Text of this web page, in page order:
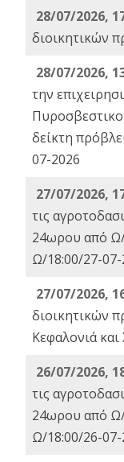
28/07/2026,
διοικητικών
28/07/2026,
την
δείκτη
07-2026
27/07/2026,
τις
24ωρου από
Ω/18:00/27-07-
27/07/2026,
διοικητικών
Κεφαλονιά και
26/07/2026,
τις
24ωρου από
Ω/18:00/26-07-